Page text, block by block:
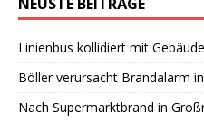
Linienbus kollidiert mit
Böller verursacht Brandalarm
Nach Supermarktbrand in